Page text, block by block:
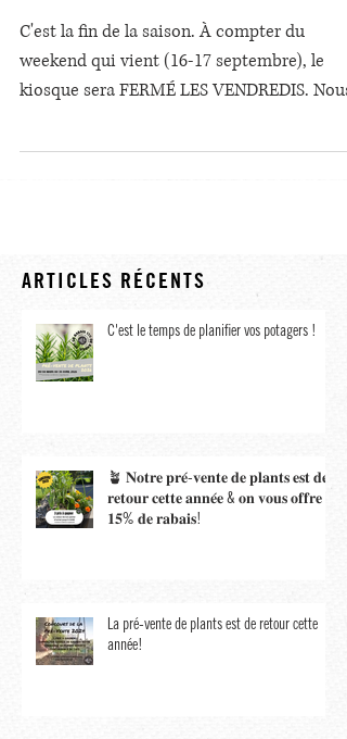
Kiosque: Horaire de fin de
saison
C'est la fin de la saison. À compter du
kiosque sera FERMÉ LES VENDREDIS. Nous
ARTICLES RÉCENTS